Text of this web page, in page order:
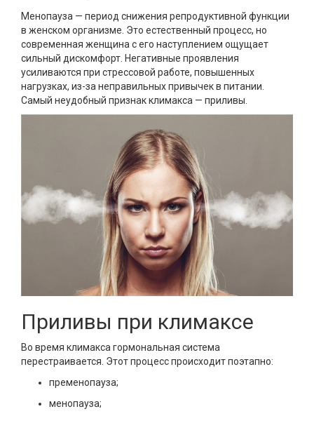
Менопауза — период снижения репродуктивной функции
в женском организме. Это естественный процесс, но
современная женщина с его наступлением ощущает
сильный дискомфорт. Негативные проявления
усиливаются при стрессовой работе, повышенных
нагрузках, из-за неправильных привычек в питании.
Самый неудобный признак климакса — приливы.
Приливы при климаксе
Во время климакса гормональная система
перестраивается. Этот процесс происходит поэтапно:
пременопауза;
менопауза;